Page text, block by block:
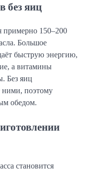
без яиц
примерно 150–200
Большое
быструю энергию,
а витамины
Без яиц
ними, поэтому
обедом.
становится